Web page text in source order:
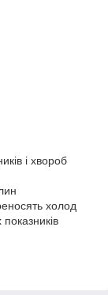
і хвороб
холод